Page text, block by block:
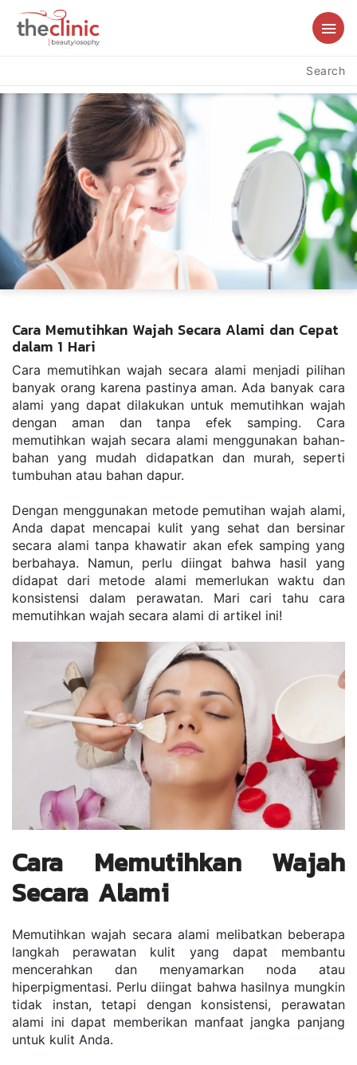
Search
Cara Memutihkan Wajah Secara Alami dan Cepat
dalam 1 Hari
Cara memutihkan wajah secara alami menjadi pilihan
banyak orang karena pastinya aman. Ada banyak cara
alami yang dapat dilakukan untuk memutihkan wajah
dengan aman dan tanpa efek samping. Cara
memutihkan wajah secara alami menggunakan bahan-
bahan yang mudah didapatkan dan murah, seperti
tumbuhan atau bahan dapur.
Dengan menggunakan metode pemutihan wajah alami,
Anda dapat mencapai kulit yang sehat dan bersinar
secara alami tanpa khawatir akan efek samping yang
berbahaya. Namun, perlu diingat bahwa hasil yang
didapat dari metode alami memerlukan waktu dan
konsistensi dalam perawatan. Mari cari tahu cara
memutihkan wajah secara alami di artikel ini!
Cara Memutihkan Wajah
Secara Alami
Memutihkan wajah secara alami melibatkan beberapa
langkah perawatan kulit yang dapat membantu
mencerahkan dan menyamarkan noda atau
hiperpigmentasi. Perlu diingat bahwa hasilnya mungkin
tidak instan, tetapi dengan konsistensi, perawatan
alami ini dapat memberikan manfaat jangka panjang
untuk kulit Anda.